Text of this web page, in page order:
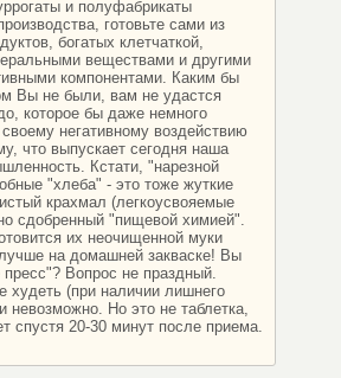
и полуфабрикаты
готовьте сами из
богатых клетчаткой,
веществами и другими
компонентами. Каким бы
Вы не были, вам не удастся
которое бы даже немного
негативному воздействию
что выпускает сегодня наша
Кстати, "нарезной
"хлеба" - это тоже жуткие
крахмал (легкоусвояемые
сдобренный "пищевой химией".
их неочищенной муки
на домашней закваске! Вы
пресс"? Вопрос не праздный.
худеть (при наличии лишнего
невозможно. Но это не таблетка,
спустя 20-30 минут после приема.